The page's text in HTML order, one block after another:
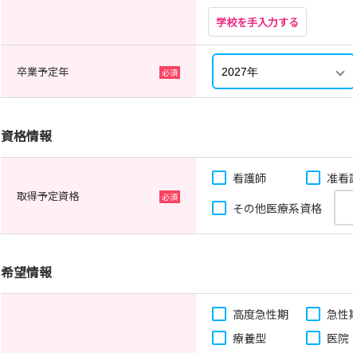
学校を手入力する
卒業予定年
資格情報
取得予定資格
看護師 准看
その他医療系資格
希望情報
高度急性期 急性
療養型
医院